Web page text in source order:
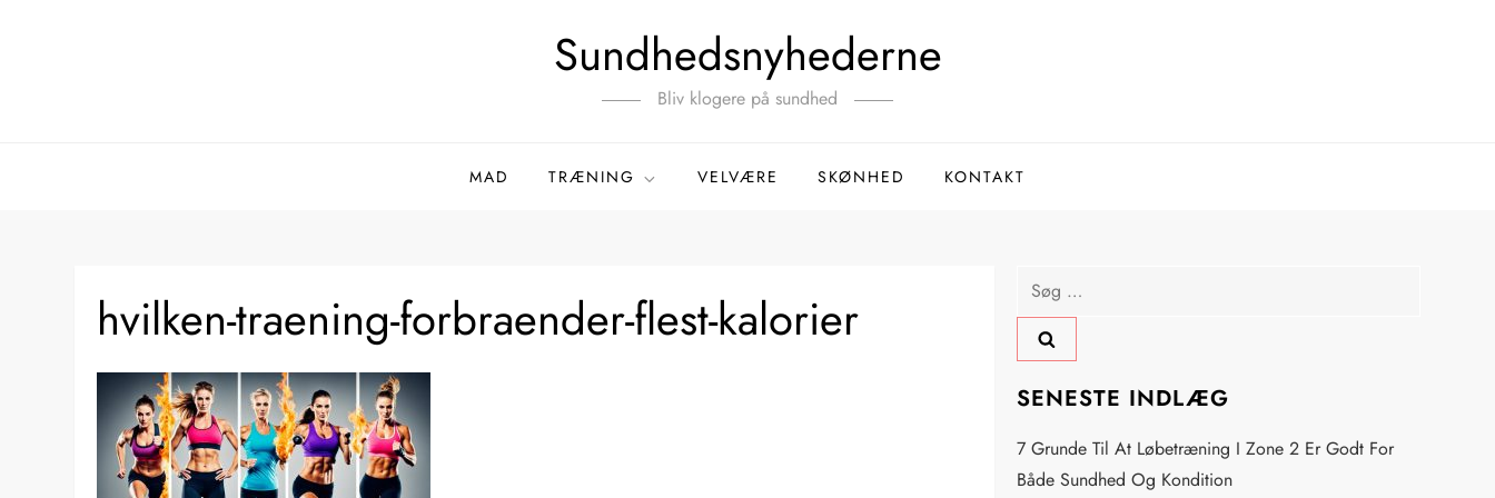
Sundhedsnyhederne
Bliv klogere på sundhed
MAD TRÆNING VELVÆRE SKØNHED KONTAKT
hvilken-traening-forbraender-flest-kalorier
Søg
efter:
SENESTE INDLÆG
7 Grunde Til At Løbetræning I Zone 2 Er Godt For
Både Sundhed Og Kondition